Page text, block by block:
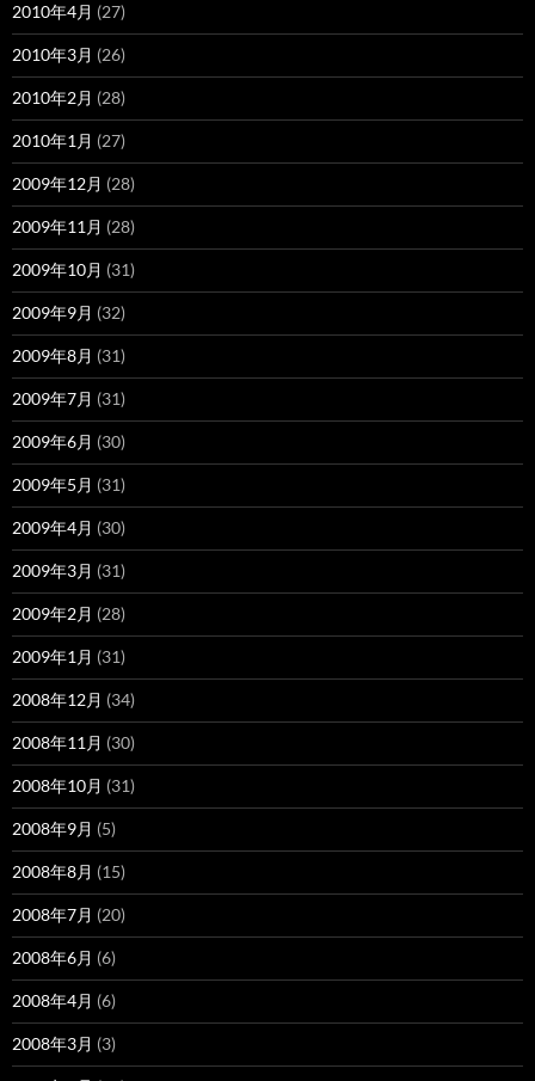
2010年4月 (27)
2010年3月 (26)
2010年2月 (28)
2010年1月 (27)
2009年12月 (28)
2009年11月 (28)
2009年10月 (31)
2009年9月 (32)
2009年8月 (31)
2009年7月 (31)
2009年6月 (30)
2009年5月 (31)
2009年4月 (30)
2009年3月 (31)
2009年2月 (28)
2009年1月 (31)
2008年12月 (34)
2008年11月 (30)
2008年10月 (31)
2008年9月 (5)
2008年8月 (15)
2008年7月 (20)
2008年6月 (6)
2008年4月 (6)
2008年3月 (3)